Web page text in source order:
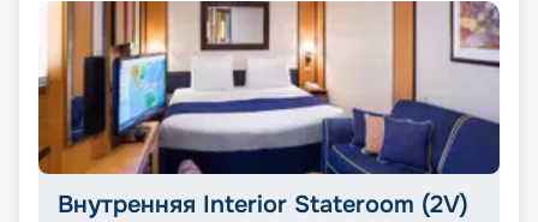
Внутренняя Interior Stateroom (2V)